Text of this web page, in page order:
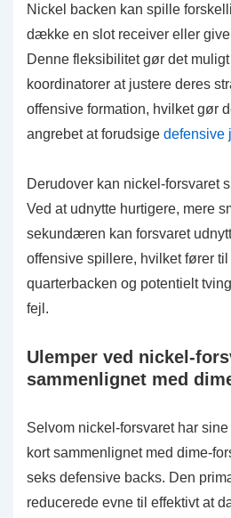
Nickel backen kan spille
dække en slot receiver eller
Denne fleksibilitet gør det
koordinatorer at justere deres
offensive formation, hvilket gør
angrebet at forudsige defensive
Derudover kan nickel-forsvaret
Ved at udnytte hurtigere, mere
sekundæren kan forsvaret
offensive spillere, hvilket fører
quarterbacken og potentielt
fejl.
Ulemper ved nickel-
sammenlignet med
Selvom nickel-forsvaret har
kort sammenlignet med dime-
seks defensive backs. Den
reducerede evne til effektivt at